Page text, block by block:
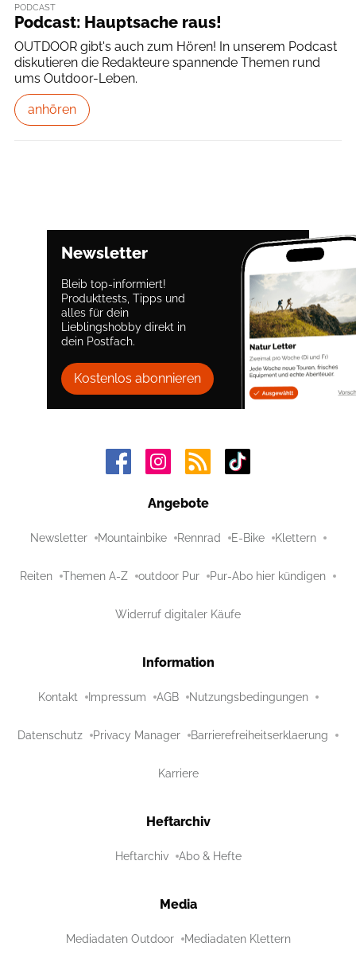
PODCAST
Podcast: Hauptsache raus!
OUTDOOR gibt's auch zum Hören! In unserem Podcast
diskutieren die Redakteure spannende Themen rund
ums Outdoor-Leben.
anhören
Newsletter
Bleib top-informiert!
Produkttests, Tipps und
alles für dein
Lieblingshobby direkt in
dein Postfach.
Kostenlos abonnieren
Angebote
Newsletter Mountainbike Rennrad E-Bike Klettern
Reiten Themen A-Z outdoor Pur Pur-Abo hier kündigen
Widerruf digitaler Käufe
Information
Kontakt Impressum AGB Nutzungsbedingungen
Datenschutz Privacy Manager Barrierefreiheitserklaerung
Karriere
Heftarchiv
Heftarchiv Abo & Hefte
Media
Mediadaten Outdoor Mediadaten Klettern